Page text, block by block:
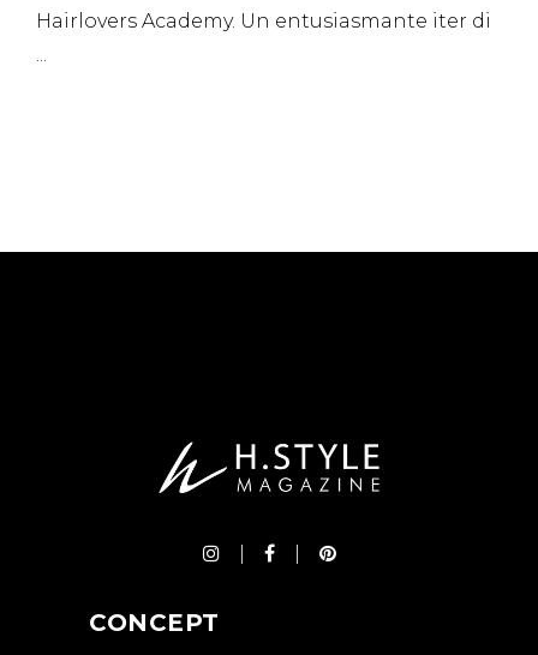
Hairlovers Academy. Un entusiasmante iter di
CONCEPT